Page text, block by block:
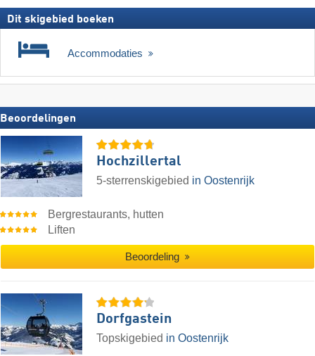
Dit skigebied boeken
Accommodaties
Beoordelingen
Hochzillertal
5-sterrenskigebied in Oostenrijk
Bergrestaurants, hutten
Liften
Beoordeling
Dorfgastein
Topskigebied in Oostenrijk